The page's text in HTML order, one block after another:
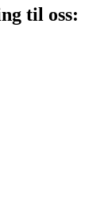
til oss: